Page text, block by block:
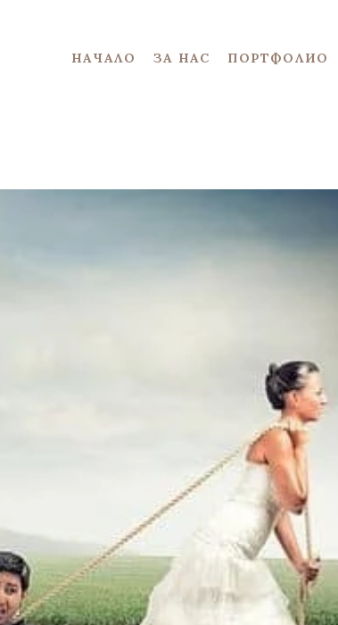
НАЧАЛО ЗА НАС ПОРТФОЛИО